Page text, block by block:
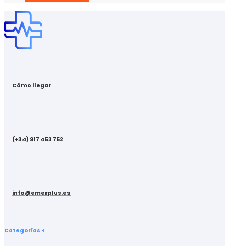
Cómo llegar
(+34) 917 453 752
info@emerplus.es
Categorías +